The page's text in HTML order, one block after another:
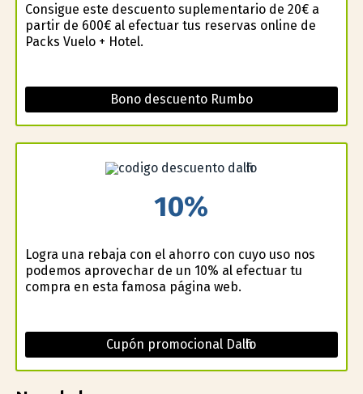
Consigue este descuento suplementario de 20€ a
partir de 600€ al efectuar tus reservas online de
Packs Vuelo + Hotel.
Bono descuento Rumbo
10%
Logra una rebaja con el ahorro con cuyo uso nos
podemos aprovechar de un 10% al efectuar tu
compra en esta famosa página web.
Cupón promocional Dalfilo